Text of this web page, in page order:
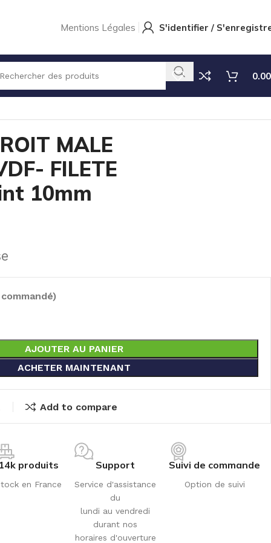
Mentions Légales S'identifier /
0.00
MALE
FILETE
10mm
AJOUTER AU PANIER
ACHETER MAINTENANT
Add to compare
produits
en France
Support
Service d'assistance
du
lundi au vendredi
durant nos
horaires d'ouverture
Suivi de commande
Option de suivi